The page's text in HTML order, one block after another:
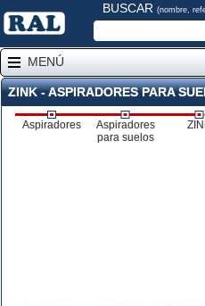
BUSCAR (nombre,
MENÚ
ZINK - ASPIRADORES PARA
Aspiradores
Aspiradores
para suelos